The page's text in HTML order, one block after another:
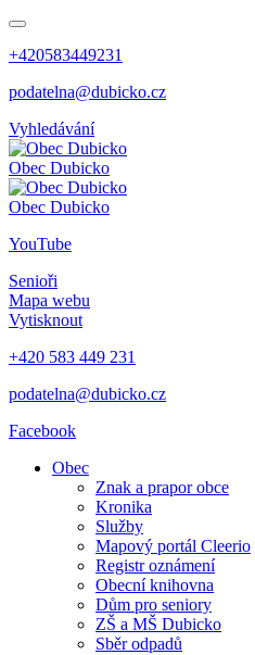
+420583449231
podatelna@dubicko.cz
Vyhledávání
Obec Dubicko
Obec Dubicko
YouTube
Senioři
Mapa webu
Vytisknout
+420 583 449 231
podatelna@dubicko.cz
Facebook
Obec
Znak a prapor obce
Kronika
Služby
Mapový portál Cleerio
Registr oznámení
Obecní knihovna
Dům pro seniory
ZŠ a MŠ Dubicko
Sběr odpadů